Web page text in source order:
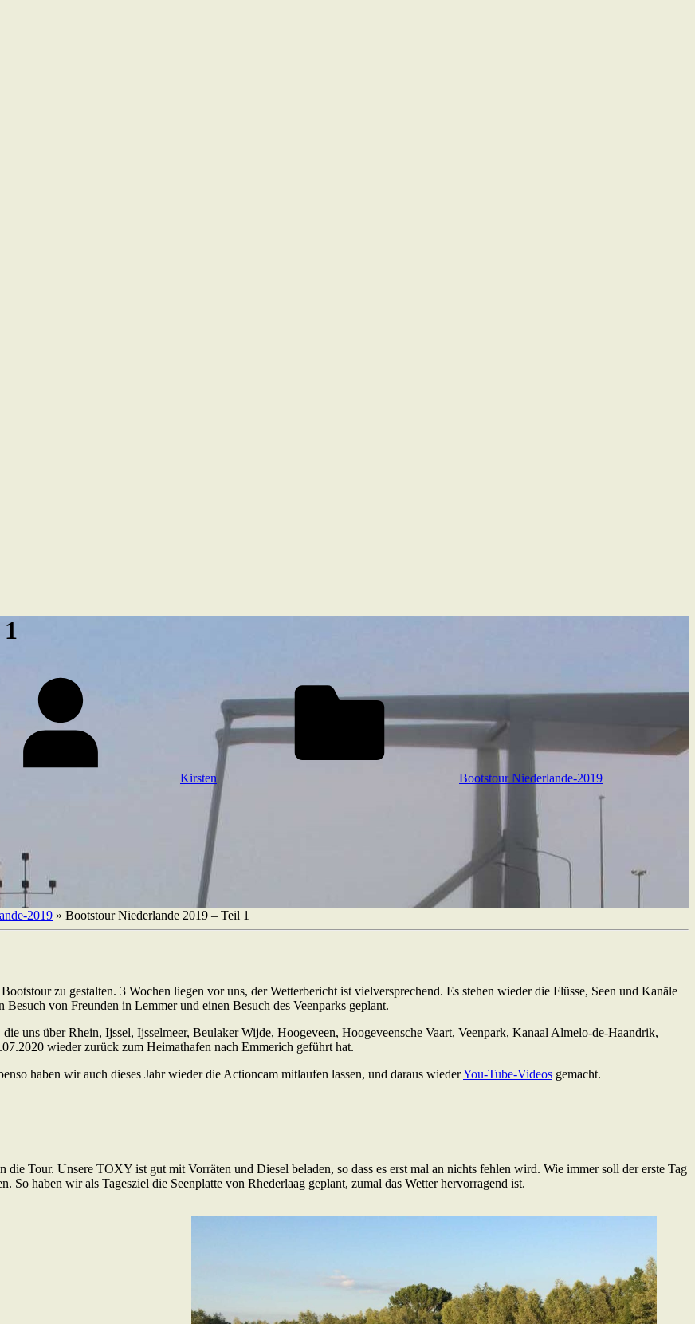
Kirsten Bootstour Niederlande-2019
2019 » Bootstour Niederlande 2019 – Teil 1
zu gestalten. 3 Wochen liegen vor uns, der Wetterbericht ist vielversprechend. Es stehen wieder die Flüsse, Seen und Kanäle
von Freunden in Lemmer und einen Besuch des Veenparks geplant.
uns über Rhein, Ijssel, Ijsselmeer, Beulaker Wijde, Hoogeveen, Hoogeveensche Vaart, Veenpark, Kanaal Almelo-de-Haandrik,
wieder zurück zum Heimathafen nach Emmerich geführt hat.
haben wir auch dieses Jahr wieder die Actioncam mitlaufen lassen, und daraus wiederYou-Tube-Videos gemacht.
Tour. Unsere TOXY ist gut mit Vorräten und Diesel beladen, so dass es erst mal an nichts fehlen wird. Wie immer soll der erste Tag
haben wir als Tagesziel die Seenplatte von Rhederlaag geplant, zumal das Wetter hervorragend ist.